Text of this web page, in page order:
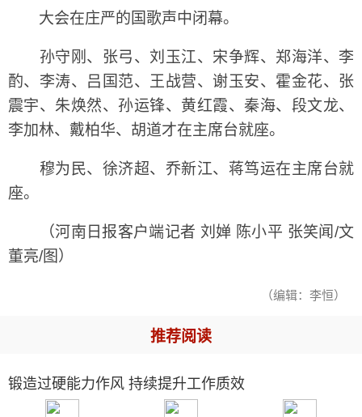
大会在庄严的国歌声中闭幕。
孙守刚、张弓、刘玉江、宋争辉、郑海洋、李
酌、李涛、吕国范、王战营、谢玉安、霍金花、张
震宇、朱焕然、孙运锋、黄红霞、秦海、段文龙、
李加林、戴柏华、胡道才在主席台就座。
穆为民、徐济超、乔新江、蒋笃运在主席台就
座。
（河南日报客户端记者 刘婵 陈小平 张笑闻/文
董亮/图）
（编辑：李恒）
推荐阅读
锻造过硬能力作风 持续提升工作质效